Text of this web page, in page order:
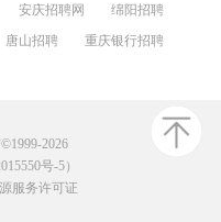
安庆招聘网
绵阳招聘
唐山招聘
重庆银行招聘
2026
号-5）
服务许可证